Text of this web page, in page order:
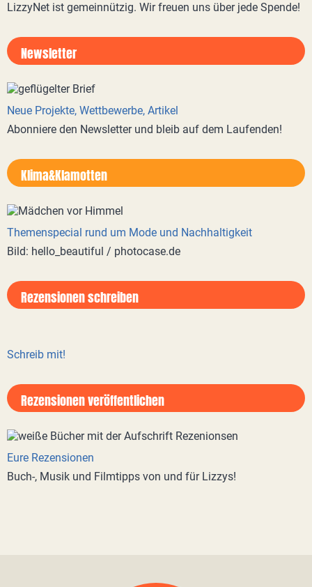
LizzyNet ist gemeinnützig. Wir freuen uns über jede Spende!
Newsletter
Neue Projekte, Wettbewerbe, Artikel
Abonniere den Newsletter und bleib auf dem Laufenden!
Klima&Klamotten
Themenspecial rund um Mode und Nachhaltigkeit
Bild: hello_beautiful / photocase.de
Rezensionen schreiben
Schreib mit!
Rezensionen veröffentlichen
Eure Rezensionen
Buch-, Musik und Filmtipps von und für Lizzys!